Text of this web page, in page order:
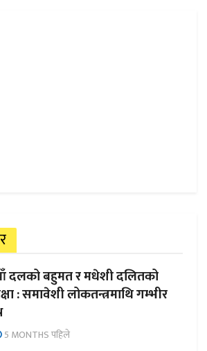
दलको बहुमत र मधेशी दलितको
: समावेशी लोकतन्त्रमाथि गम्भीर
5 MONTHS पहिले